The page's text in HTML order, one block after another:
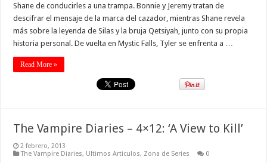
Shane de conducirles a una trampa. Bonnie y Jeremy tratan de
descifrar el mensaje de la marca del cazador, mientras Shane revela
más sobre la leyenda de Silas y la bruja Qetsiyah, junto con su propia
historia personal. De vuelta en Mystic Falls, Tyler se enfrenta a …
Read More »
The Vampire Diaries – 4×12: ‘A View to Kill’
2 febrero, 2013
The Vampire Diaries, Ultimos Articulos, Zona de Series 0